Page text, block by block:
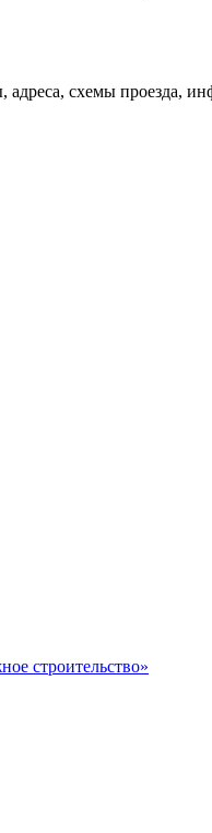
адреса, схемы
строительство»